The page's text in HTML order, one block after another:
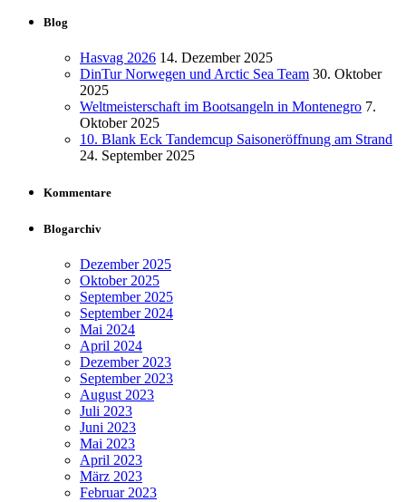
Blog
Hasvag 2026 14. Dezember 2025
DinTur Norwegen und Arctic Sea Team 30. Oktober
2025
Weltmeisterschaft im Bootsangeln in Montenegro 7.
Oktober 2025
10. Blank Eck Tandemcup Saisoneröffnung am Strand
24. September 2025
Kommentare
Blogarchiv
Dezember 2025
Oktober 2025
September 2025
September 2024
Mai 2024
April 2024
Dezember 2023
September 2023
August 2023
Juli 2023
Juni 2023
Mai 2023
April 2023
März 2023
Februar 2023